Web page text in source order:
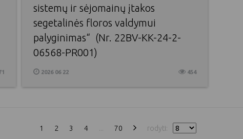
sistemų ir sėjomainų įtakos
segetalinės floros valdymui
palyginimas“ (Nr. 22BV-KK-24-2-
06568-PR001)
2026 06 22 454
1 2 3 4 70 rodyti: